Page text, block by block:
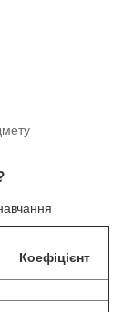
Коефіцієнт